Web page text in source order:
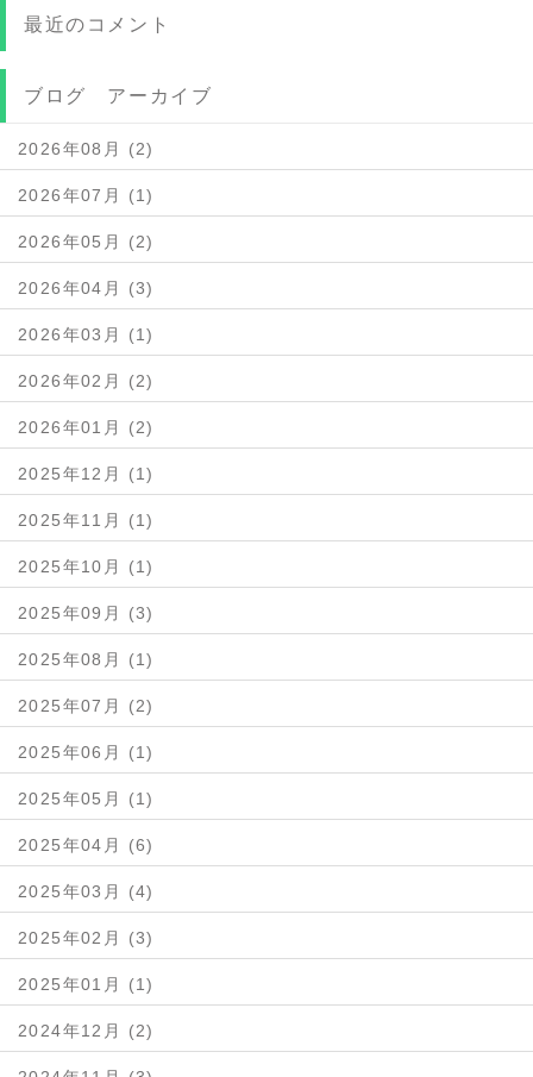
最近のコメント
ブログ アーカイブ
2026年08月 (2)
2026年07月 (1)
2026年05月 (2)
2026年04月 (3)
2026年03月 (1)
2026年02月 (2)
2026年01月 (2)
2025年12月 (1)
2025年11月 (1)
2025年10月 (1)
2025年09月 (3)
2025年08月 (1)
2025年07月 (2)
2025年06月 (1)
2025年05月 (1)
2025年04月 (6)
2025年03月 (4)
2025年02月 (3)
2025年01月 (1)
2024年12月 (2)